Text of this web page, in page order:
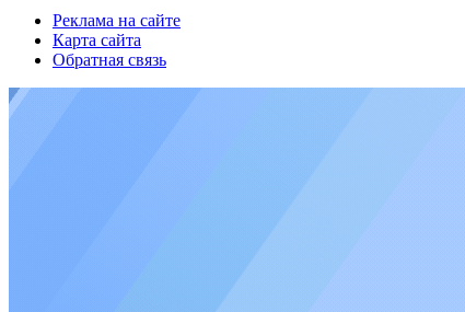
Реклама на сайте
Карта сайта
Обратная связь